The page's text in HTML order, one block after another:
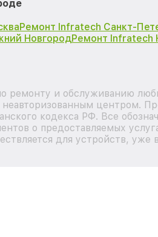
Ремонт Infratech Санкт-
НовгородРемонт Infratech
ремонту и обслуживанию
неавторизованным центром.
кодекса РФ. Все
о предоставляемых
для устройств,